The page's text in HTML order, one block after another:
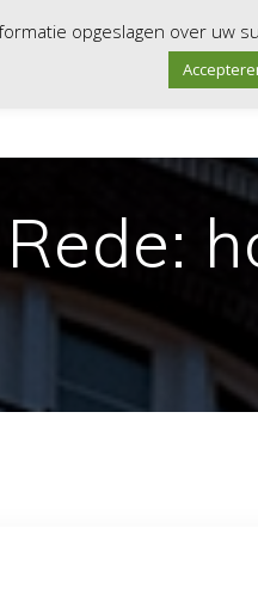
088-1000987
opgeslagen over